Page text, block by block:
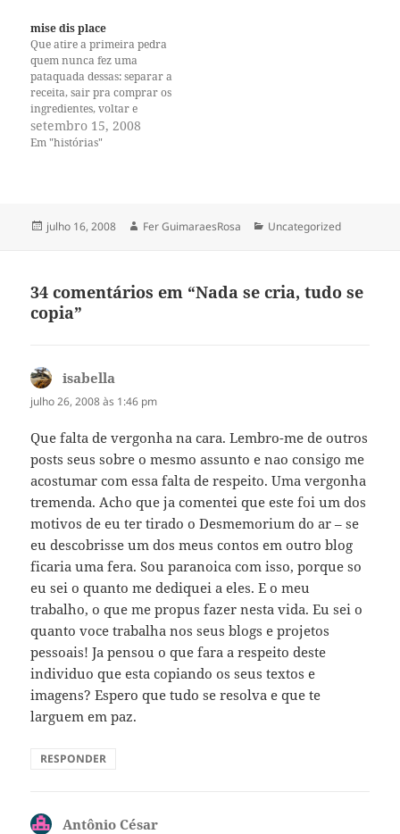
além de trabalhar no campus
durante a…
mise dis place
Que atire a primeira pedra
quem nunca fez uma
pataquada dessas: separar a
receita, sair pra comprar os
ingredientes, voltar e
começar a arranjar tudo,
fazer o mise en place e notar
escrevendo e carregando…
setembro 15, 2008
Em "histórias"
Publicado
julho 16, 2008 Autor
Fer GuimaraesRosa Categorias
Uncategorized
34 comentários em “Nada se cria, tudo se
copia”
isabella
julho 26, 2008 às 1:46 pm
Que falta de vergonha na cara. Lembro-me de outros
posts seus sobre o mesmo assunto e nao consigo me
acostumar com essa falta de respeito. Uma vergonha
tremenda. Acho que ja comentei que este foi um dos
motivos de eu ter tirado o Desmemorium do ar – se
eu descobrisse um dos meus contos em outro blog
ficaria uma fera. Sou paranoica com isso, porque so
eu sei o quanto me dediquei a eles. E o meu
trabalho, o que me propus fazer nesta vida. Eu sei o
quanto voce trabalha nos seus blogs e projetos
pessoais! Ja pensou o que fara a respeito deste
individuo que esta copiando os seus textos e
imagens? Espero que tudo se resolva e que te
larguem em paz.
RESPONDER
Antônio César